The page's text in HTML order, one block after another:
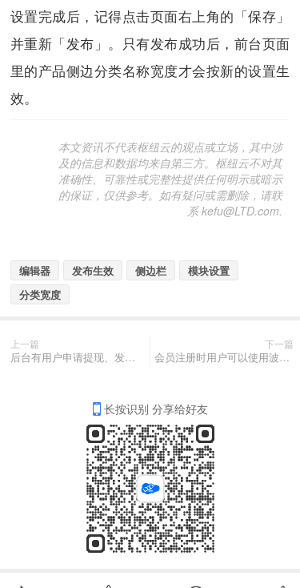
设置完成后，记得点击页面右上角的「保存」
并重新「发布」。只有发布成功后，前台页面
里的产品侧边分类名称宽度才会按新的设置生
效。
本文资讯不代表枢纽云的观点或立场，其中涉
及的信息和数据均来自第三方。枢纽云不对其
准确性、可靠性或完整性提供任何明示或暗示
的保证，仅供参考。如有疑问或需删除，请联
系 kefu@LTD.com.
编辑器 发布生效 侧边栏
模块设置
分类宽度
上一篇
后台有用户申请提现、发票或友链交换时，怎么开启通知提醒并接收消息？
下一篇
会员注册时用户可以使用波兰手机号区号吗？
长按识别 分享给好友